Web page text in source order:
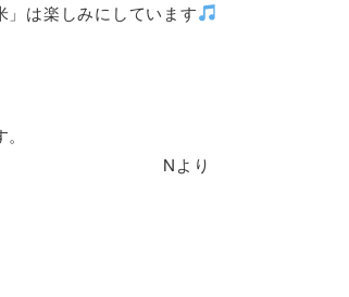
は楽しみにしています
愛下さい。 Nより